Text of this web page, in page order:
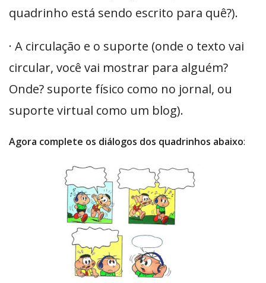
quadrinho está sendo escrito para quê?).
· A circulação e o suporte (onde o texto vai
circular, você vai mostrar para alguém?
Onde? suporte físico como no jornal, ou
suporte virtual como um blog).
Agora complete os diálogos dos quadrinhos abaixo: